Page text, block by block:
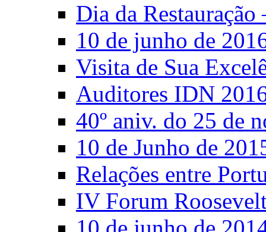
Dia da Restauração
10 de junho de
Visita de Sua
Auditores IDN
40º aniv. do 25 de
10 de Junho de
Relações entre
IV Forum